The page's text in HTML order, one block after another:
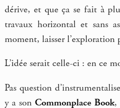
dérive, et que ça se fait à
travaux horizontal et sans
moment, laisser
L’idée serait celle-ci : en ce
Pas question
y a son Commonplace Book,